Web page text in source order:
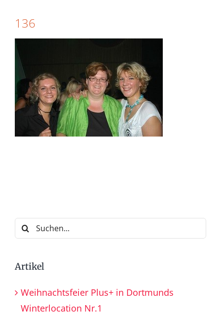
136
Suche
nach:
Artikel
Weihnachtsfeier Plus+ in Dortmunds
Winterlocation Nr.1